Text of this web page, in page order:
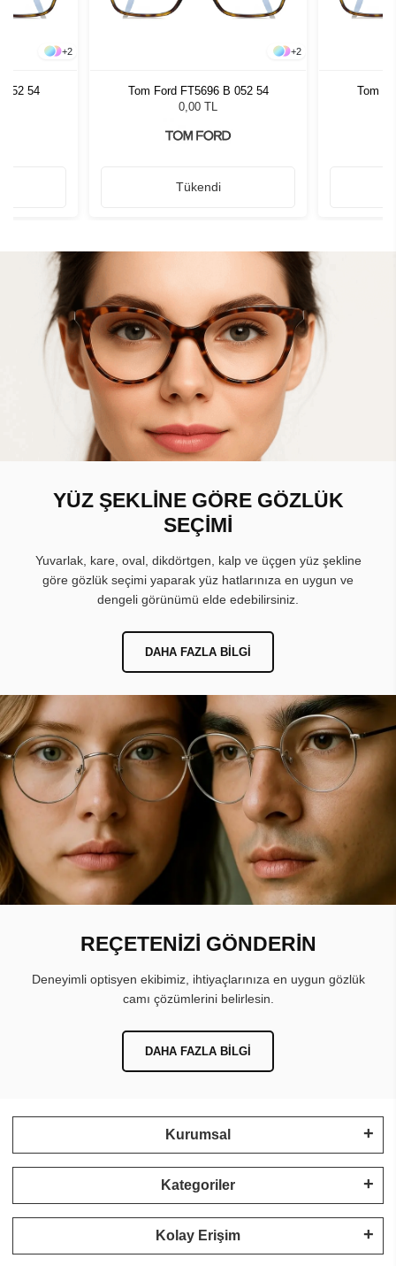
+2
052 54
+2
Tom Ford FT5696 B 052 54
0,00 TL
Tükendi
Tom
YÜZ ŞEKLİNE GÖRE GÖZLÜK
SEÇİMİ
Yuvarlak, kare, oval, dikdörtgen, kalp ve üçgen yüz şekline
göre gözlük seçimi yaparak yüz hatlarınıza en uygun ve
dengeli görünümü elde edebilirsiniz.
DAHA FAZLA BILGI
REÇETENİZİ GÖNDERİN
Deneyimli optisyen ekibimiz, ihtiyaçlarınıza en uygun gözlük
camı çözümlerini belirlesin.
DAHA FAZLA BILGI
Kurumsal
Kategoriler
Kolay Erişim